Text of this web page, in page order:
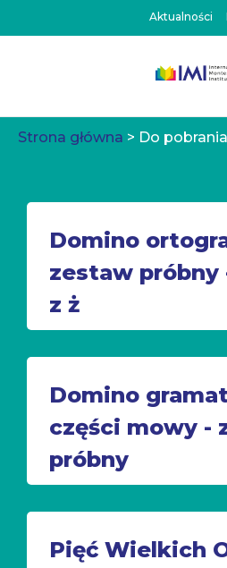
Aktualności
Strona główna > Do pobrania
Domino
zestaw próbny
z ż
Domino
części mowy -
próbny
Pięć Wielkich